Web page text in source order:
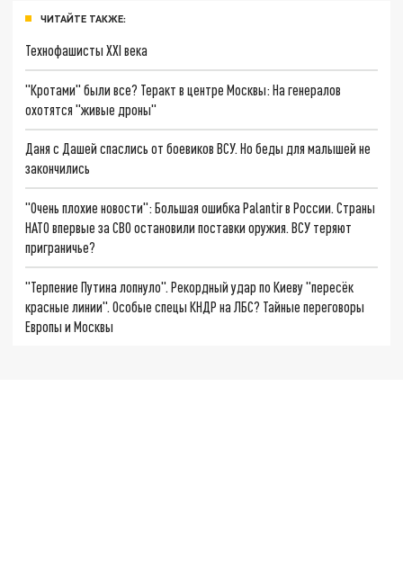
ЧИТАЙТЕ ТАКЖЕ:
Технофашисты XXI века
"Кротами" были все? Теракт в центре Москвы: На генералов
охотятся "живые дроны"
Даня с Дашей спаслись от боевиков ВСУ. Но беды для малышей не
закончились
"Очень плохие новости": Большая ошибка Palantir в России. Страны
НАТО впервые за СВО остановили поставки оружия. ВСУ теряют
приграничье?
"Терпение Путина лопнуло". Рекордный удар по Киеву "пересёк
красные линии". Особые спецы КНДР на ЛБС? Тайные переговоры
Европы и Москвы